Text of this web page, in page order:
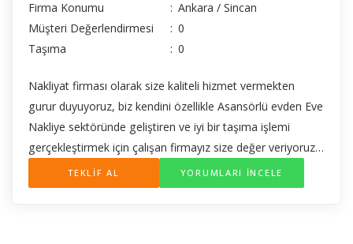
Firma Konumu
: Ankara / Sincan
Müşteri Değerlendirmesi
: 0
Taşıma
: 0
Nakliyat firması olarak size kaliteli hizmet vermekten
gurur duyuyoruz, biz kendini özellikle Asansörlü evden Eve
Nakliye sektöründe geliştiren ve iyi bir taşıma işlemi
gerçekleştirmek için çalışan firmayız size değer veriyoruz
çünkü bizim için siz varsınız sizi ne kadar memnun
bırakırsak, sizde bu memnuniyet sayesinde bizi eşinize
TEKLİF AL YORUMLARI İNCELE